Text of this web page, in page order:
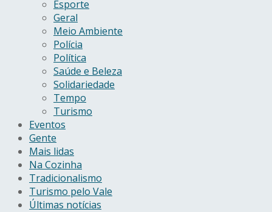
Esporte
Geral
Meio Ambiente
Polícia
Política
Saúde e Beleza
Solidariedade
Tempo
Turismo
Eventos
Gente
Mais lidas
Na Cozinha
Tradicionalismo
Turismo pelo Vale
Últimas notícias